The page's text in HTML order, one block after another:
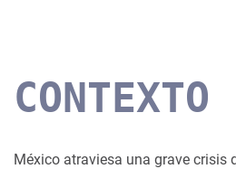
CONTEXTO
México atraviesa una grave crisis